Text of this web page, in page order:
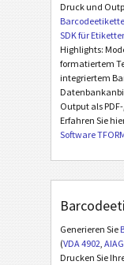
Druck und
SDK für
Highlights:
formatiertem
integriertem
Output als
Erfahren Sie
Software
Generieren Sie
(VDA 4902, AIAG
Drucken Sie